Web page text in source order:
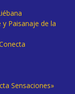
Paisanaje de la
Sensaciones»